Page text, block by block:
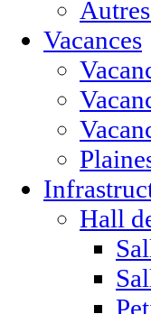
Vacances
Hall